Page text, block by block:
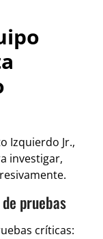
Izquierdo Jr.,
investigar,
pruebas
críticas: